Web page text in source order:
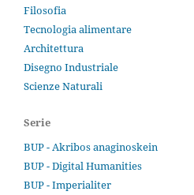
Filosofia
Tecnologia alimentare
Architettura
Disegno Industriale
Scienze Naturali
Serie
BUP - Akribos anaginoskein
BUP - Digital Humanities
BUP - Imperialiter